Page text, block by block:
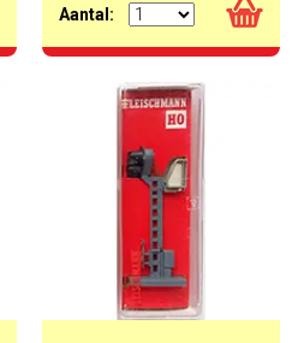
Aantal: